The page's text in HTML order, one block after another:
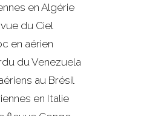
en Algérie
du Ciel
en aérien
du Venezuela
au Brésil
en Italie